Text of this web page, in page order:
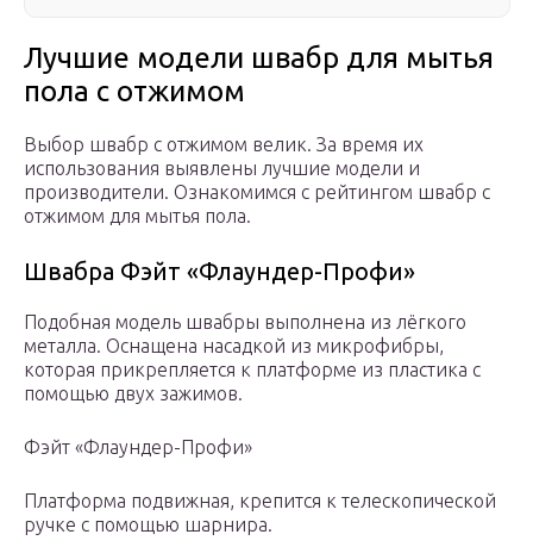
Лучшие модели швабр для мытья
пола с отжимом
Выбор швабр с отжимом велик. За время их
использования выявлены лучшие модели и
производители. Ознакомимся с рейтингом швабр с
отжимом для мытья пола.
Швабра Фэйт «Флаундер-Профи»
Подобная модель швабры выполнена из лёгкого
металла. Оснащена насадкой из микрофибры,
которая прикрепляется к платформе из пластика с
помощью двух зажимов.
Фэйт «Флаундер-Профи»
Платформа подвижная, крепится к телескопической
ручке с помощью шарнира.